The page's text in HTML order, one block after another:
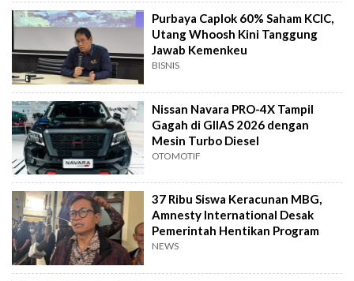
Purbaya Caplok 60% Saham KCIC,
Utang Whoosh Kini Tanggung
Jawab Kemenkeu
BISNIS
Nissan Navara PRO-4X Tampil
Gagah di GIIAS 2026 dengan
Mesin Turbo Diesel
OTOMOTIF
37 Ribu Siswa Keracunan MBG,
Amnesty International Desak
Pemerintah Hentikan Program
NEWS